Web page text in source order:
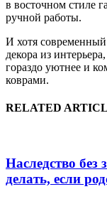
в восточном стиле
ручной работы.
И хотя современный
декора из
гораздо уютнее и
коврами.
RELATED
Наследство без
делать, если